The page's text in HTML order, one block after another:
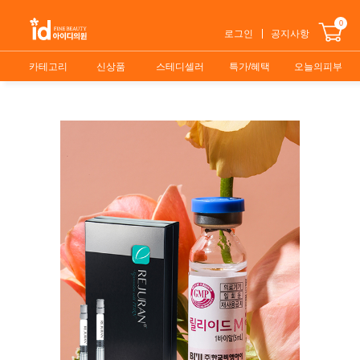
로그인 공지사항
카테고리 신상품 스테디셀러 특가/혜택 오늘의피부
0